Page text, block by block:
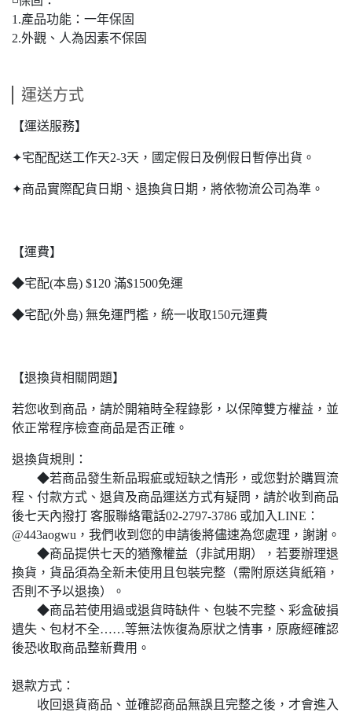
1.產品功能：一年保固
2.外觀、人為因素不保固
運送方式
【運送服務】
✦宅配配送工作天2-3天，國定假日及例假日暫停出貨。
✦商品實際配貨日期、退換貨日期，將依物流公司為準。
【運費】
◆宅配(本島) $120 滿$1500免運
◆宅配(外島) 無免運門檻，統一收取150元運費
【退換貨相關問題】
若您收到商品，請於開箱時全程錄影，以保障雙方權益，並
依正常程序檢查商品是否正確。
退換貨規則：
◆若商品發生新品瑕疵或短缺之情形，或您對於購買流
程、付款方式、退貨及商品運送方式有疑問，請於收到商品
後七天內撥打 客服聯絡電話02-2797-3786 或加入LINE：
@443aogwu ，我們收到您的申請後將儘速為您處理，謝謝。
◆商品提供七天的猶豫權益（非試用期），若要辦理退
換貨，貨品須為全新未使用且包裝完整（需附原送貨紙箱，
否則不予以退換）。
◆商品若使用過或退貨時缺件、包裝不完整、彩盒破損
遺失、包材不全……等無法恢復為原狀之情事，原廠經確認
後恐收取商品整新費用。
退款方式：
收回退貨商品、並確認商品無誤且完整之後，才會進入